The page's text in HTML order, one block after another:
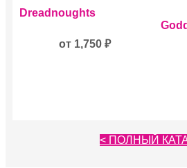
Этот
товар
несколько
Dreadnoughts
от 1,750 ₽
Этот
< ПОЛНЫЙ